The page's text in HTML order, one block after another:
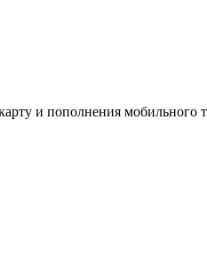
и пополнения мобильного